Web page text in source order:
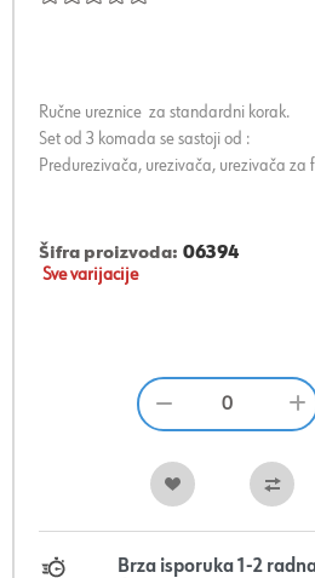
Ručne ureznice za standardni korak.
Set od 3 komada se sastoji od :
Predurezivača, urezivača, urezivača za
Šifra proizvoda: 06394
Sve varijacije
Brza isporuka 1-2